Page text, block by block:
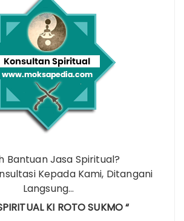
Bantuan Jasa Spiritual?
Kepada Kami, Ditangani
Langsung…
KI ROTO SUKMO “